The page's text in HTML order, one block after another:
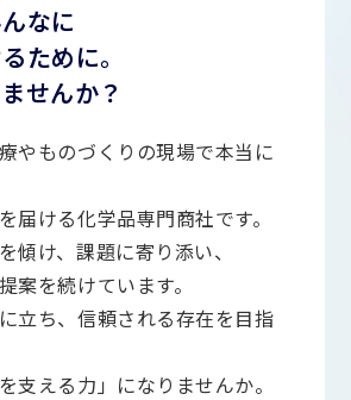
なに
ために。
せんか？
やものづくりの現場で本当に
届ける化学品専門商社です。
傾け、課題に寄り添い、
案を続けています。
立ち、信頼される存在を目指
支える力」になりませんか。